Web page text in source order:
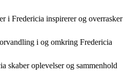
i Fredericia inspirerer og overrasker
i og omkring Fredericia
skaber oplevelser og sammenhold